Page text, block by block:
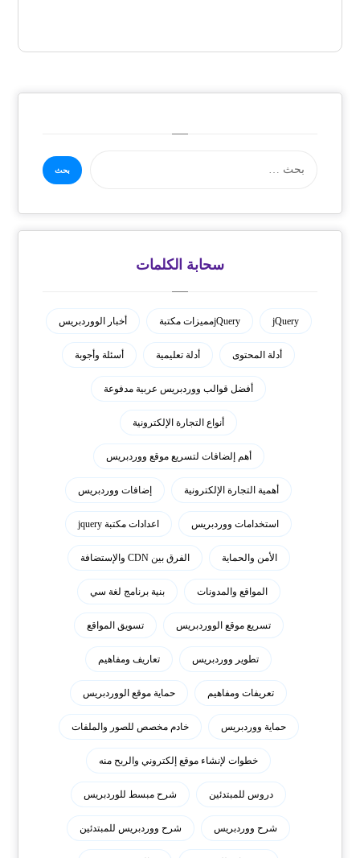
سحابة الكلمات
jQuery jQueryمميزات مكتبة أخبار الووردبريس
أدلة المحتوى أدلة تعليمية أسئلة وأجوبة
أفضل قوالب ووردبريس عربية مدفوعة
أنواع التجارة الإلكترونية
أهم إلضافات لتسريع موقع ووردبريس
أهمية التجارة الإلكترونية إضافات ووردبريس
استخدامات ووردبريس اعدادات مكتبة jquery
الأمن والحماية الفرق بين CDN والإستضافة
المواقع والمدونات بنية برنامج لغة سي
تسريع موقع الووردبريس تسويق المواقع
تطوير ووردبريس تعاريف ومفاهيم
تعريفات ومفاهيم حماية موقع الووردبريس
حماية ووردبريس خادم مخصص للصور والملفات
خطوات لإنشاء موقع إلكتروني والربح منه
دروس للمبتدئين شرح مبسط للوردبريس
شرح ووردبريس شرح ووردبريس للمبتدئين